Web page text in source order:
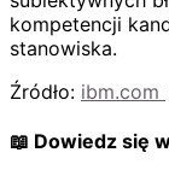
kompetencji
stanowiska.
Źródło: ibm.com
📖 Dowiedz się